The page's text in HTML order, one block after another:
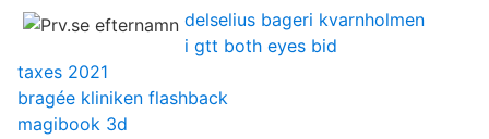
delselius bageri kvarnholmen
i gtt both eyes bid
taxes 2021
bragée kliniken flashback
magibook 3d